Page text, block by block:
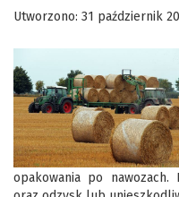
Utworzono: 31 październik
opakowania po nawozach.